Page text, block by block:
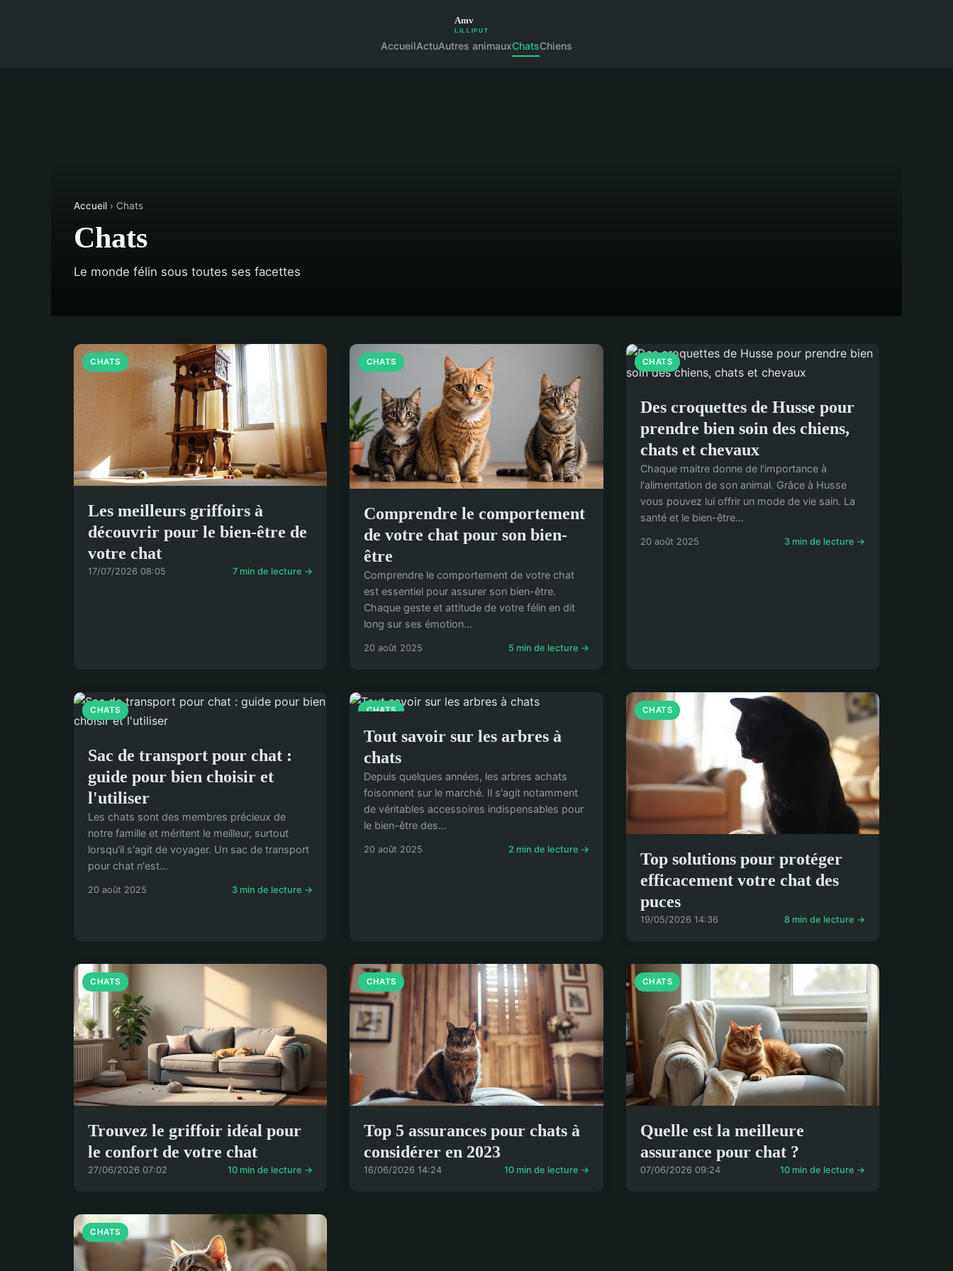
AccueilActuAutres animauxChatsChiens
Accueil › Chats
Chats
Le monde félin sous toutes ses facettes
CHATS
Les meilleurs griffoirs à
découvrir pour le bien-être de
votre chat
17/07/2026 08:05 7 min de lecture →
CHATS
Comprendre le comportement
de votre chat pour son bien-
être
Comprendre le comportement de votre chat
est essentiel pour assurer son bien-être.
Chaque geste et attitude de votre félin en dit
long sur ses émotion...
20 août 2025 5 min de lecture →
CHATS
Des croquettes de Husse pour
prendre bien soin des chiens,
chats et chevaux
Chaque maitre donne de l'importance à
l'alimentation de son animal. Grâce à Husse
vous pouvez lui offrir un mode de vie sain. La
santé et le bien-être...
20 août 2025 3 min de lecture →
CHATS
Sac de transport pour chat :
guide pour bien choisir et
l'utiliser
Les chats sont des membres précieux de
notre famille et méritent le meilleur, surtout
lorsqu'il s'agit de voyager. Un sac de transport
pour chat n'est...
20 août 2025 3 min de lecture →
CHATS
Tout savoir sur les arbres à
chats
Depuis quelques années, les arbres achats
foisonnent sur le marché. Il s'agit notamment
de véritables accessoires indispensables pour
le bien-être des...
20 août 2025 2 min de lecture →
CHATS
Top solutions pour protéger
efficacement votre chat des
puces
19/05/2026 14:36 8 min de lecture →
CHATS
Trouvez le griffoir idéal pour
le confort de votre chat
27/06/2026 07:02 10 min de lecture →
CHATS
Top 5 assurances pour chats à
considérer en 2023
16/06/2026 14:24 10 min de lecture →
CHATS
Quelle est la meilleure
assurance pour chat ?
07/06/2026 09:24 10 min de lecture →
CHATS